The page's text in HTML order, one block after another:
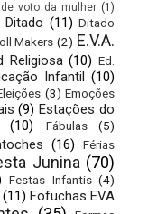
de voto da mulher (1)
Ditado (11) Ditado
Makers (2) E.V.A.
Religiosa (10) Ed.
Infantil (10)
(3) Emoções
(9) Estações do
(10) Fábulas (5)
(16)
Férias
Junina (70)
Festas Infantis (4)
(11) Fofuchas EVA